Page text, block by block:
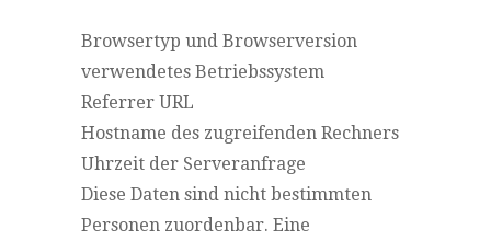
Browsertyp und Browserversion
verwendetes Betriebssystem
Referrer URL
Hostname des zugreifenden Rechners
Uhrzeit der Serveranfrage
Diese Daten sind nicht bestimmten
Personen zuordenbar. Eine